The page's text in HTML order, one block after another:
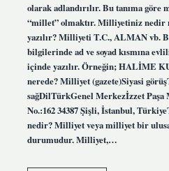
olarak adlandırılır. Bu tanıma
“millet” olmaktır. Milliyetiniz nedir
yazılır? Milliyeti T.C., ALMAN vb.
bilgilerinde ad ve soyad kısmına
içinde yazılır. Örneğin; HALİME
nerede? Milliyet (gazete)Siyasi
sağDilTürkGenel Merkezİzzet
No.:162 34387 Şişli, İstanbul,
nedir? Milliyet veya milliyet bir
durumudur. Milliyet,…